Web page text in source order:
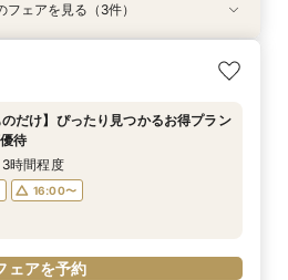
ン相談会》スマホで参加OK◎見積り×
ゆったり全館見学&ご相談フェア＼
／
で叶うオンライン相談会！少人数W
歓迎
フェアを見る（3件）
のだけ】ぴったり見つかるお得プラン
待
時間程度
16:00〜
ェアを予約